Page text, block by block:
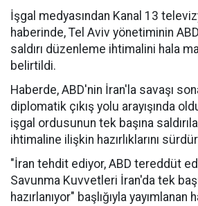
İşgal medyasından Kanal 13
haberinde, Tel Aviv yönetiminin
saldırı düzenleme ihtimalini hala
belirtildi.
Haberde, ABD'nin İran'la savaşı
diplomatik çıkış yolu arayışında
işgal ordusunun tek başına
ihtimaline ilişkin hazırlıklarını
"İran tehdit ediyor, ABD tereddüt
Savunma Kuvvetleri İran'da tek
hazırlanıyor" başlığıyla yayımlanan